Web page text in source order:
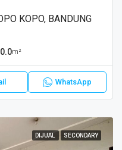
KOPO, BANDUNG
m²
WhatsApp
DIJUAL SECONDARY